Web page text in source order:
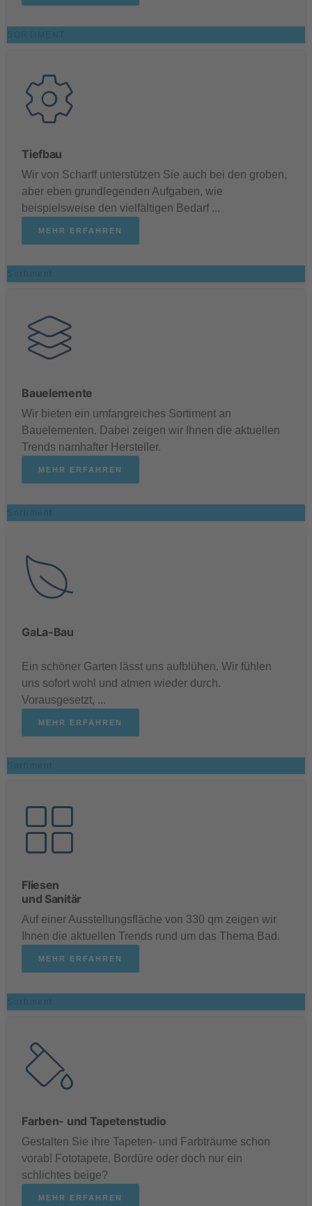
Tiefbau
Wir von Scharff unterstützen Sie auch bei den groben,
aber eben grundlegenden Aufgaben, wie
beispielsweise den vielfältigen Bedarf ...
MEHR ERFAHREN
Bauelemente
Wir bieten ein umfangreiches Sortiment an
Bauelementen. Dabei zeigen wir Ihnen die aktuellen
Trends namhafter Hersteller.
MEHR ERFAHREN
GaLa-Bau
Ein schöner Garten lässt uns aufblühen. Wir fühlen
uns sofort wohl und atmen wieder durch.
Vorausgesetzt, ...
MEHR ERFAHREN
Fliesen
und Sanitär
Auf einer Ausstellungsfläche von 330 qm zeigen wir
Ihnen die aktuellen Trends rund um das Thema Bad.
MEHR ERFAHREN
Farben- und Tapetenstudio
Gestalten Sie ihre Tapeten- und Farbträume schon
vorab! Fototapete, Bordüre oder doch nur ein
schlichtes beige?
MEHR ERFAHREN